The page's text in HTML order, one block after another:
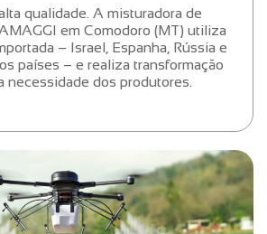
qualidade. A misturadora de
em Comodoro (MT) utiliza
– Israel, Espanha, Rússia e
países – e realiza transformação
necessidade dos produtores.